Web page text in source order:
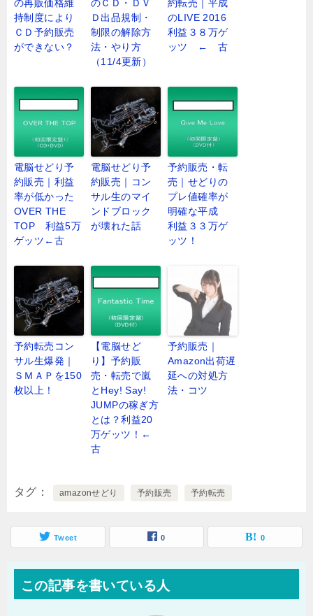
の再販価格維
持制度により
ＣＤ予約販売
ができない？
のＣＤ・ＤＶ
Ｄ出品規制・
制限の解除方
法・やり方
（11/4更新）
約転売｜平成
のLIVE 2016
利益３８万ゲ
ッツ ← 古
電脳せどり予
約販売｜利益
率が低かった
OVER THE
TOP 利益5万
ゲッツ←古
電脳せどり予
約販売｜コン
サル生のマイ
ンドブロック
が壊れた話
予約販売・転
売｜せどりの
プレ値確率が
明確な平成
利益３３万ゲ
ッツ！
予約転売コン
サル生爆発｜
ＳＭＡＰを150
枚以上！
【電脳せど
り】予約販
売・転売で嵐
とHey! Say!
JUMPの稼ぎ方
とは？利益20
万ゲッツ！←
古
予約販売｜
Amazon出荷遅
延への対処方
法・コツ
タグ amazonせどり 予約販売 予約転売
Tweet 0 0
この記事を書いている人